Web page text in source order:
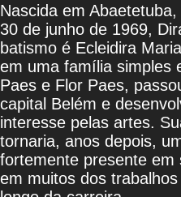
Nascida em
30 de junho de 1969,
batismo é Ecleidira
em uma família simples
Paes e Flor Paes,
capital Belém e
interesse pelas artes.
tornaria, anos depois,
fortemente presente
em muitos dos